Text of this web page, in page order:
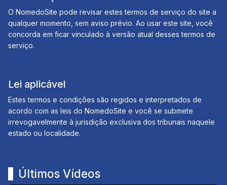
O NomedoSite pode revisar estes termos de serviço do site a
qualquer momento, sem aviso prévio. Ao usar este site, você
concorda em ficar vinculado à versão atual desses termos de
serviço.
Lei aplicável
Estes termos e condições são regidos e interpretados de
acordo com as leis do NomedoSite e você se submete
irrevogavelmente à jurisdição exclusiva dos tribunais naquele
estado ou localidade.
Últimos Vídeos